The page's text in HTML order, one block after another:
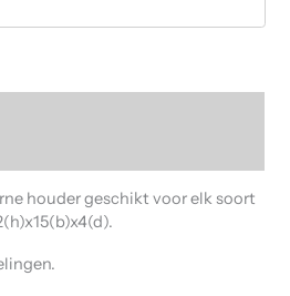
houder geschikt voor elk soort